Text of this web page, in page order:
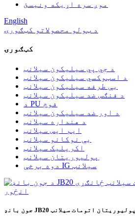
موږ سره اړیکه ونیسئ
English
د ټولو محصولاتو کټګورۍ
کټګورۍ
د جي پي سیلیکون سیلانټ
د اسټوکسي سیلیکون سیلانټ
بې طرفه سیلیکون سیلانټ
د فنګس ضد سیلیکون سیلانټ
د PU فوم
د اور ضد سیلیکون سیلانټ
د هنداره سیلانټ
ایم ایس سیلانټ
بې نوکانو سیلانټ
اکریلیک سیلانټ
پولیوریتان سیلانټ
دوه برخې IG سیلانټ
جون بانډ JB20 پولیوریتان اتومات سیلانټ